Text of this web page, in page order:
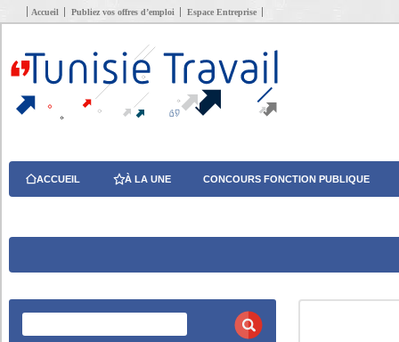
Accueil Publiez vos offres d’emploi Espace Entreprise
ACCUEIL À LA UNE CONCOURS FONCTION PUBLIQUE